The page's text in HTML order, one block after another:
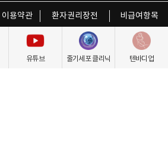
이용약관 환자권리장전 비급여항목
텐바디업
유튜브 줄기세포 클리닉 텐바디업